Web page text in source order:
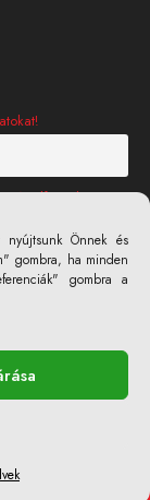
nyújtsunk Önnek és
gombra, ha minden
gombra a
és elfogadta
Pay-t